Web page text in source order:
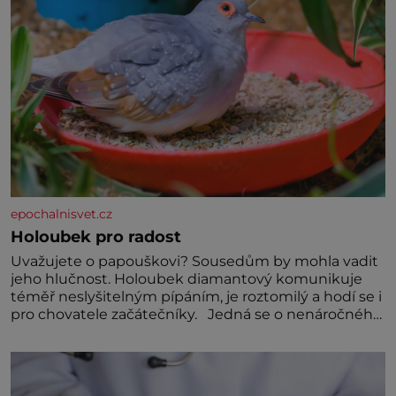
epochalnisvet.cz
Holoubek pro radost
Uvažujete o papouškovi? Sousedům by mohla vadit
jeho hlučnost. Holoubek diamantový komunikuje
téměř neslyšitelným pípáním, je roztomilý a hodí se i
pro chovatele začátečníky. Jedná se o nenáročného
Hodně času tráví na zemi, kde sbírá zbytky semínek
Jeho domovinou je prakticky celá Austrálie s
výjimkou pobřežní oblasti.